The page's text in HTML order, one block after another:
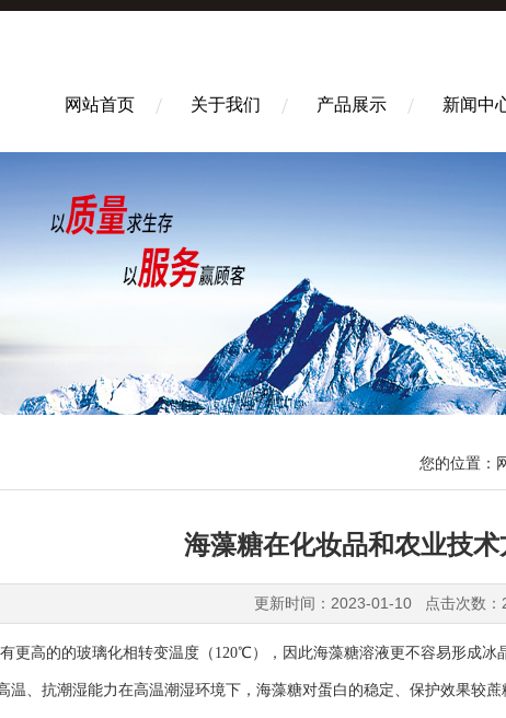
网站首页 关于我们 产品展示 新闻中
您的位置：
海藻糖在化妆品和农业技术
更新时间：2023-01-10 点击次数：
高的的玻璃化相转变温度（120℃），因此海藻糖溶液更不容易形成冰
、抗潮湿能力在高温潮湿环境下，海藻糖对蛋白的稳定、保护效果较蔗